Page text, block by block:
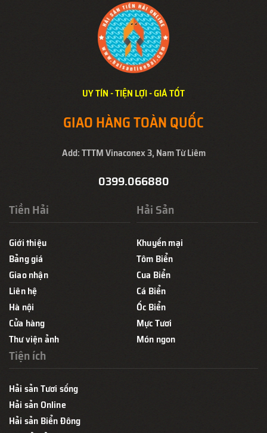
UY TÍN - TIỆN LỢI - GIÁ TỐT
GIAO HÀNG TOÀN QUỐC
Add: TTTM Vinaconex 3, Nam Từ Liêm
0399.066880
Tiền Hải
Giới thiệu
Bảng giá
Giao nhận
Liên hệ
Hà nội
Cửa hàng
Thư viện ảnh
Hải Sản
Khuyến mại
Tôm Biển
Cua Biển
Cá Biển
Ốc Biển
Mực Tươi
Món ngon
Tiện ích
Hải sản Tươi sống
Hải sản Online
Hải sản Biển Đông